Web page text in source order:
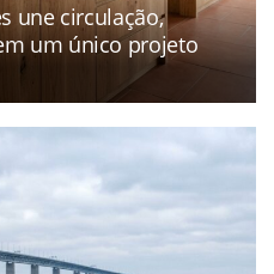
une circulação,
um único projeto